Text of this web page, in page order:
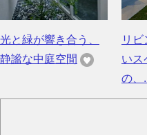
光と緑が響き合う、
静謐な中庭空間
リ
いス
の、